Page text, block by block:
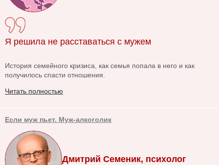
Я решила не расставаться с мужем
История семейного кризиса, как семья попала в него и как
получилось спасти отношения.
Читать полностью
Если муж пьет. Муж-алкоголик
Дмитрий Семеник, психолог